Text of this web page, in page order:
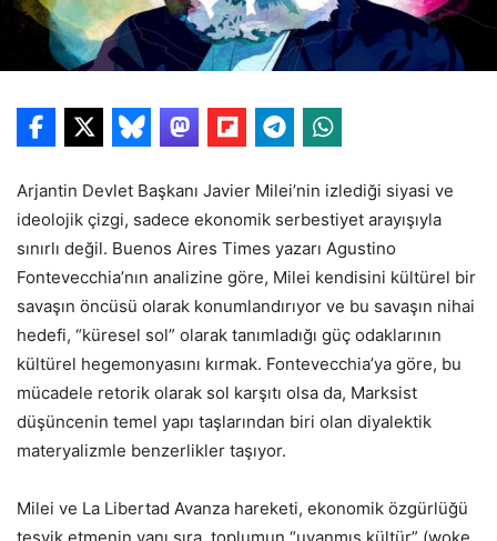
Arjantin Devlet Başkanı Javier Milei’nin izlediği siyasi ve
ideolojik çizgi, sadece ekonomik serbestiyet arayışıyla
sınırlı değil. Buenos Aires Times yazarı Agustino
Fontevecchia’nın analizine göre, Milei kendisini kültürel bir
savaşın öncüsü olarak konumlandırıyor ve bu savaşın nihai
hedefi, “küresel sol” olarak tanımladığı güç odaklarının
kültürel hegemonyasını kırmak. Fontevecchia’ya göre, bu
mücadele retorik olarak sol karşıtı olsa da, Marksist
düşüncenin temel yapı taşlarından biri olan diyalektik
materyalizmle benzerlikler taşıyor.
Milei ve La Libertad Avanza hareketi, ekonomik özgürlüğü